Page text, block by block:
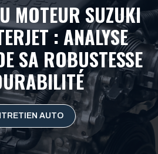
MOTEUR SUZUKI
: ANALYSE
SA ROBUSTESSE
AUTO